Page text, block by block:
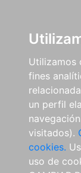
Utilizamos
fines
un perfil
visitados).
cookies.
uso de